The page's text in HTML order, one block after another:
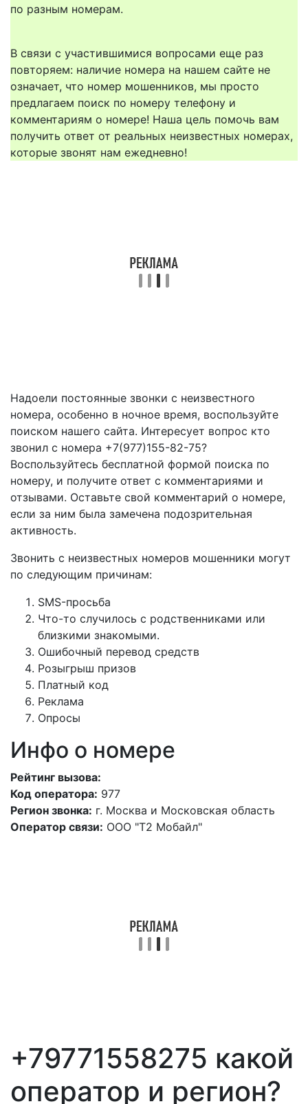
по разным номерам.
В связи с участившимися вопросами еще раз
повторяем: наличие номера на нашем сайте не
означает, что номер мошенников, мы просто
предлагаем поиск по номеру телефону и
комментариям о номере! Наша цель помочь вам
получить ответ от реальных неизвестных номерах,
которые звонят нам ежедневно!
Надоели постоянные звонки с неизвестного
номера, особенно в ночное время, воспользуйте
поиском нашего сайта. Интересует вопрос кто
звонил с номера +7(977)155-82-75?
Воспользуйтесь бесплатной формой поиска по
номеру, и получите ответ с комментариями и
отзывами. Оставьте свой комментарий о номере,
если за ним была замечена подозрительная
активность.
Звонить с неизвестных номеров мошенники могут
по следующим причинам:
SMS-просьба
Что-то случилось с родственниками или
близкими знакомыми.
Ошибочный перевод средств
Розыгрыш призов
Платный код
Реклама
Опросы
Инфо о номере
Рейтинг вызова:
Код оператора: 977
Регион звонка: г. Москва и Московская область
Оператор связи: ООО "Т2 Мобайл"
+79771558275 какой
оператор и регион?